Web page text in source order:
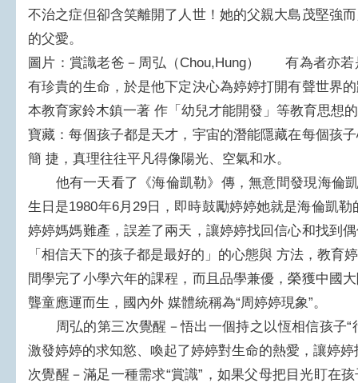
不治之症但卻含笑離開了人世！她的父親大島茂堅強
的父愛。
圖片：賞識老爸－周弘（Chou,Hung） 有為者亦若
有珍貴的生命，於是他下定決心為婷婷打開有聲世界
本教育家鈴木鎮一著 作「幼兒才能開發」等教育思想
寶藏：每個孩子都是天才，宇宙的潛能隱藏在每個孩
簡 捷，真理往往平凡得像陽光、空氣和水。
他有一天看了《海倫凱勒》傳，無意間發現海倫凱
生日是1980年6月29日，即時鼓勵婷婷她就是海倫凱
婷婷媽媽難產，誤差了兩天，讓婷婷找回信心和找到
「相信天下的孩子都是最好的」的心態與 方法，教育
間學完了小學六年的課程，而且品學兼優，榮獲中國
聾童應運而生，國內外 媒體統稱為“周婷婷現象”。
周弘的第三次覺醒－悟出一個持之以恆相信孩子“
激發婷婷的求知慾、喚起了婷婷對生命的熱愛，讓婷
次覺醒－滿足一種需求“賞識”，如果父母把目光盯在